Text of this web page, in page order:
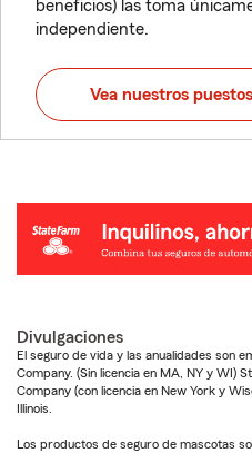
beneficios) las toma
independiente.
Vea nuestros
Divulgaciones
El seguro de vida y las anualidades son
Company. (Sin licencia en MA, NY y WI)
Company (con licencia en New York y
Illinois.
Los productos de seguro de mascotas